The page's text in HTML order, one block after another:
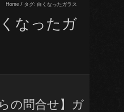
Home / タグ: 白くなったガラス
なったガ
の問合せ】ガ